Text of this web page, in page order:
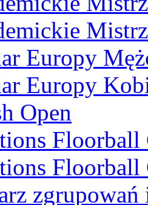
Europy
Europy
Open
Floorball
Floorball